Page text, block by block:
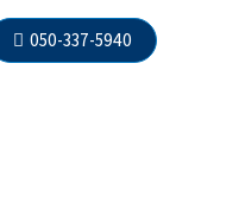
050-337-5940